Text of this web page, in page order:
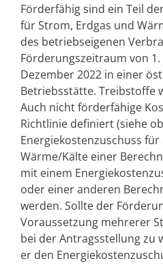
Förderfähig sind ein Teil
für Strom, Erdgas und
des betriebseigenen
Förderungszeitraum von
Dezember 2022 in einer
Betriebsstätte. Treibstoffe
Auch nicht förderfähige
Richtlinie definiert (siehe
Energiekostenzuschuss
Wärme/Kälte einer
mit einem
oder einer anderen
werden. Sollte der
Voraussetzung mehrerer
bei der Antragsstellung zu
er den